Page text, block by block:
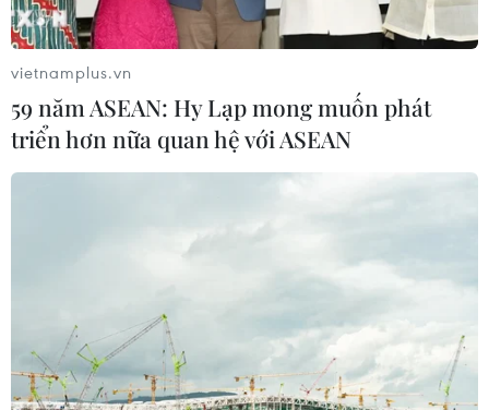
vietnamplus.vn
59 năm ASEAN: Hy Lạp mong muốn phát
triển hơn nữa quan hệ với ASEAN